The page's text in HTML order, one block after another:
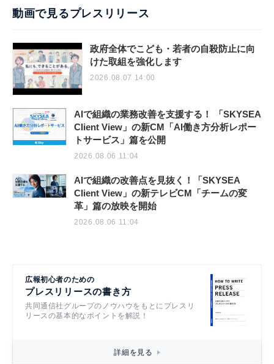
動画で見るプレスリリース
政府全体でこども・若者の自殺防止に向
けた取組を強化します
2026.08.07 14:00
AIで組織の業務改善を支援する！ 「SKYSEA
Client View」の新CM「AI働き方分析レポー
トサービス」篇を公開
2026.08.06 11:04
AIで組織の改善点を見抜く！「SKYSEA
Client View」の新テレビCM「チームの変
革」篇の放映を開始
2026.08.06 11:04
広報初心者のための
プレスリリースの書き方
共同通信社グループのノウハウをもとにプレスリ
リースの基本的なポイントを解説！
詳細を見る